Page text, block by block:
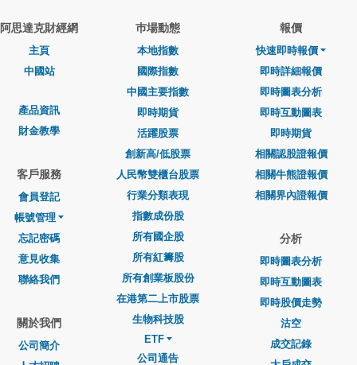
阿思達克財經網
主頁
中國站
產品資訊
財金教學
客戶服務
會員登記
帳號管理
忘記密碼
意見收集
聯絡我們
關於我們
公司簡介
巿場動態
本地指數
國際指數
中國主要指數
即時期貨
活躍股票
創新高/低股票
人民幣雙櫃台股票
行業分類表現
指數成份股
所有國企股
所有紅籌股
所有創業板股份
在港第二上市股票
生物科技股
ETF
公司通告
報價
快速即時報價
即時詳細報價
即時圖表分析
即時互動圖表
即時期貨
相關認股證報價
相關牛熊證報價
相關界內證報價
分析
即時圖表分析
即時互動圖表
即時股價走勢
沽空
成交記錄